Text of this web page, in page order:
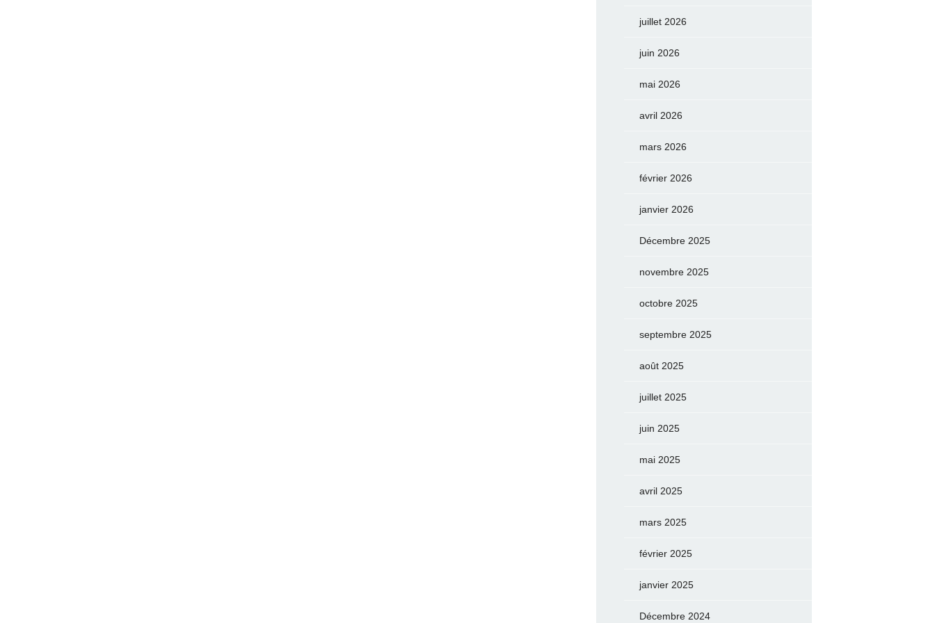
juillet 2026
juin 2026
mai 2026
avril 2026
mars 2026
février 2026
janvier 2026
Décembre 2025
novembre 2025
octobre 2025
septembre 2025
août 2025
juillet 2025
juin 2025
mai 2025
avril 2025
mars 2025
février 2025
janvier 2025
Décembre 2024